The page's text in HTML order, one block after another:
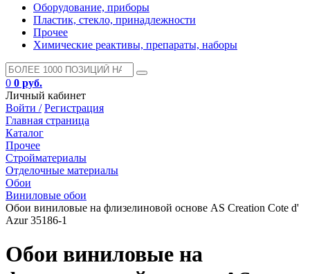
Оборудование, приборы
Пластик, стекло, принадлежности
Прочее
Химические реактивы, препараты, наборы
0 0 руб.
Личный кабинет
Войти / Регистрация
Главная страница
Каталог
Прочее
Стройматериалы
Отделочные материалы
Обои
Виниловые обои
Обои виниловые на флизелиновой основе AS Creation Cote d'
Azur 35186-1
Обои виниловые на